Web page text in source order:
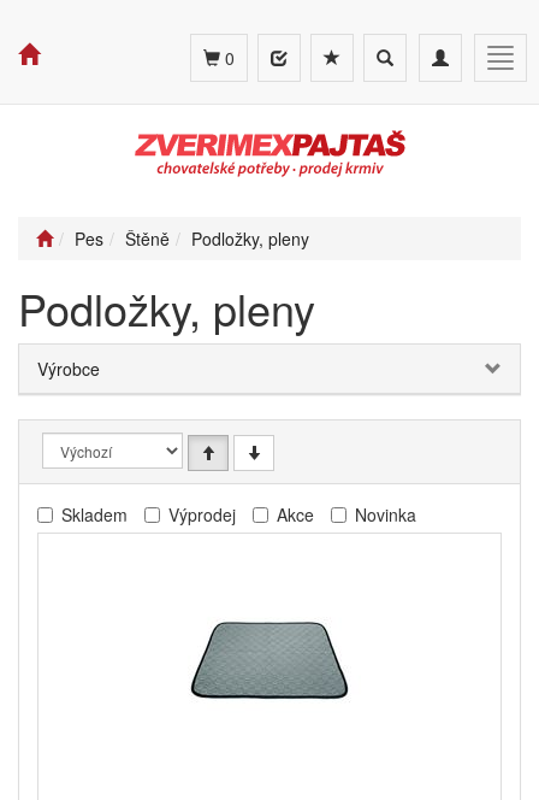
Toggle
navigation
Toggle
search
0
Pes Štěně Podložky, pleny
Podložky, pleny
Výrobce
Skladem Výprodej Akce Novinka